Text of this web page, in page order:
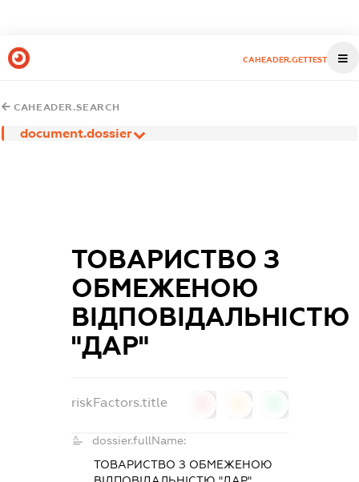
CAHEADER.GETTEST
CAHEADER.SEARCH
document.dossier
ТОВАРИСТВО З
ОБМЕЖЕНОЮ
ВІДПОВІДАЛЬНІСТЮ
"ДАР"
riskFactors.title
dossier.fullName:
ТОВАРИСТВО З ОБМЕЖЕНОЮ